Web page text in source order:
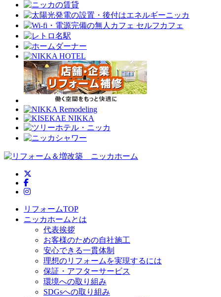
ニッカホーム公式Facebook
ニッカホーム公式Instagram
リフォームTOP
ニッカホームとは
代表挨拶
お客様のための自社施工
安心できる一貫体制
理想のリフォームを実現するには
保証・アフターサービス
環境への取り組み
SDGsへの取り組み